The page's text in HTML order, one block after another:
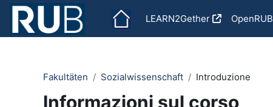
Vai al contenuto principale
LEARN2Gether
OpenRUB
Fakultäten Sozialwissenschaft Introduzione
Informazioni sul corso